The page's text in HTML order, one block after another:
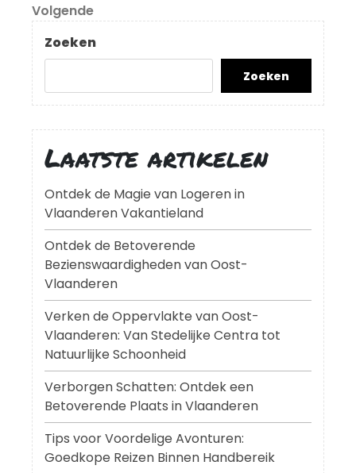
Volgend
bericht
Volgende
Zoeken
Zoeken
Laatste artikelen
Ontdek de Magie van Logeren in
Vlaanderen Vakantieland
Ontdek de Betoverende
Bezienswaardigheden van Oost-
Vlaanderen
Verken de Oppervlakte van Oost-
Vlaanderen: Van Stedelijke Centra tot
Natuurlijke Schoonheid
Verborgen Schatten: Ontdek een
Betoverende Plaats in Vlaanderen
Tips voor Voordelige Avonturen:
Goedkope Reizen Binnen Handbereik